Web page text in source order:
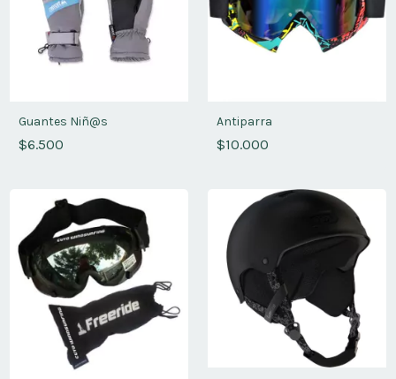
Guantes Niñ@s
$6.500
Antiparra
$10.000